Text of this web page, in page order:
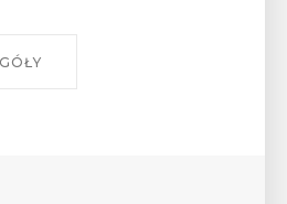
godz. 17 w Miejskiej